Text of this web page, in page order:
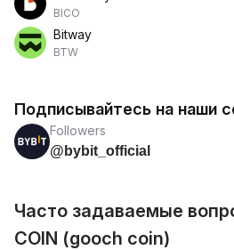
BICO
Bitway
BTW
Подписывайтесь на наши
Followers
@bybit_official
Часто задаваемые
COIN (gooch coin)